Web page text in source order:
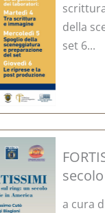
della
set 6...
a cura